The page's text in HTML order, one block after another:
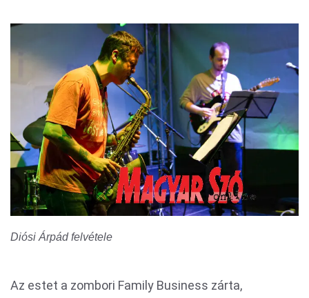
Diósi Árpád felvétele
Az estet a zombori Family Business zárta,